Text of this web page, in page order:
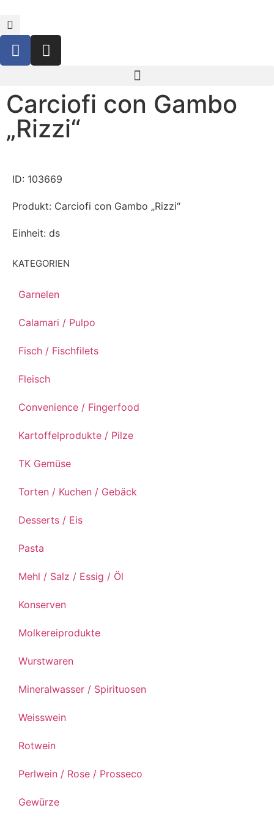
Carciofi con Gambo
„Rizzi“
KATEGORIEN
Garnelen
Calamari / Pulpo
Fisch / Fischfilets
Fleisch
Convenience / Fingerfood
Kartoffelprodukte / Pilze
TK Gemüse
Torten / Kuchen / Gebäck
Desserts / Eis
Pasta
Mehl / Salz / Essig / Öl
Konserven
Molkereiprodukte
Wurstwaren
Mineralwasser / Spirituosen
Weisswein
Rotwein
Perlwein / Rose / Prosseco
Gewürze
ID: 103669
Produkt: Carciofi con Gambo „Rizzi“
Einheit: ds